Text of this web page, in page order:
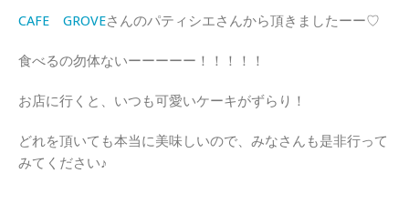
CAFE GROVEさんのパティシエさんから頂きましたーー♡
食べるの勿体ないーーーーー！！！！！
お店に行くと、いつも可愛いケーキがずらり！
どれを頂いても本当に美味しいので、みなさんも是非行って
みてください♪